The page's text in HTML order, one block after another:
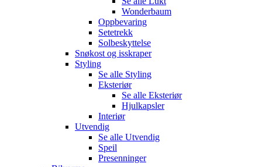
Wonderbaum
Oppbevaring
Setetrekk
Solbeskyttelse
Snøkost og isskraper
Styling
Se alle Styling
Eksteriør
Se alle Eksteriør
Hjulkapsler
Interiør
Utvendig
Se alle Utvendig
Speil
Presenninger